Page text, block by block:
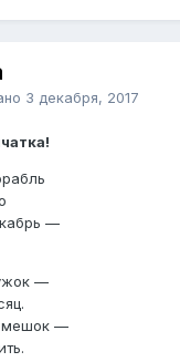
3 декабря, 2017
—
—
мешок —